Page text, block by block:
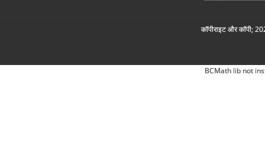
कॉपीराइट और कॉपी;
BCMath lib not